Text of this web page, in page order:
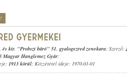
és kir. "Probszt báró" 51. gyalogezred zenekara; Szerző:
Magyar Hanglemez Gyár;
1913 körül; Közzététel ideje: 1970-01-01